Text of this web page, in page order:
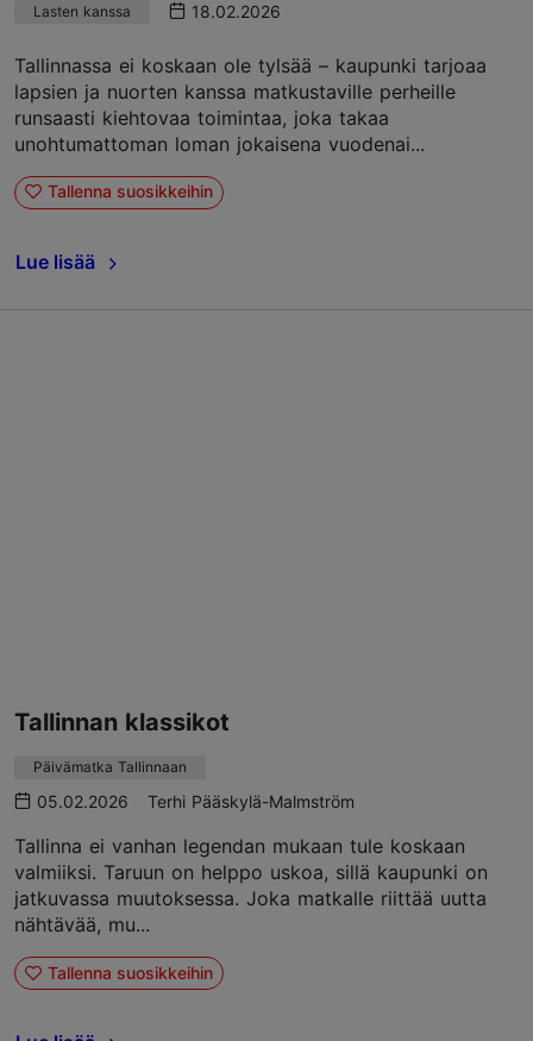
Lasten kanssa 18.02.2026
Tallinnassa ei koskaan ole tylsää – kaupunki tarjoaa
lapsien ja nuorten kanssa matkustaville perheille
runsaasti kiehtovaa toimintaa, joka takaa
unohtumattoman loman jokaisena vuodenai...
Tallenna suosikkeihin
Lue lisää
Tallinnan klassikot
Päivämatka Tallinnaan
05.02.2026 Terhi Pääskylä-Malmström
Tallinna ei vanhan legendan mukaan tule koskaan
valmiiksi. Taruun on helppo uskoa, sillä kaupunki on
jatkuvassa muutoksessa. Joka matkalle riittää uutta
nähtävää, mu...
Tallenna suosikkeihin